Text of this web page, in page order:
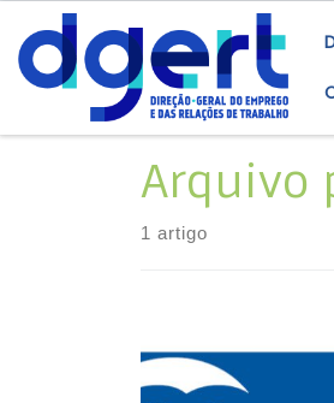
Skip to content
Arquivo
1 artigo